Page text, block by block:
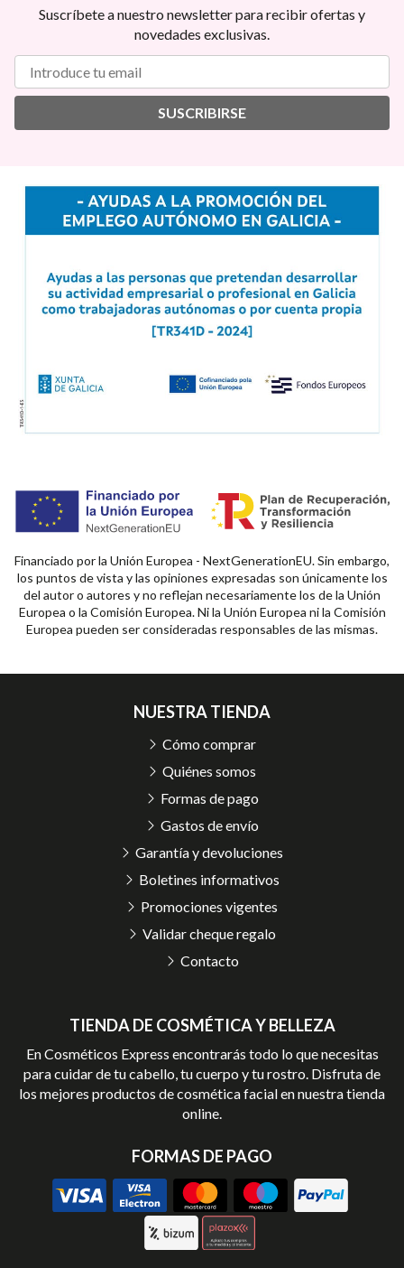
Suscríbete a nuestro newsletter para recibir ofertas y
novedades exclusivas.
SUSCRIBIRSE
Financiado por la Unión Europea - NextGenerationEU. Sin embargo,
los puntos de vista y las opiniones expresadas son únicamente los
del autor o autores y no reflejan necesariamente los de la Unión
Europea o la Comisión Europea. Ni la Unión Europea ni la Comisión
Europea pueden ser consideradas responsables de las mismas.
TIENDA DE COSMÉTICA Y BELLEZA
En Cosméticos Express encontrarás todo lo que necesitas
para cuidar de tu cabello, tu cuerpo y tu rostro. Disfruta de
los mejores productos de cosmética facial en nuestra tienda
online.
FORMAS DE PAGO
NUESTRA TIENDA
Cómo comprar
Quiénes somos
Formas de pago
Gastos de envío
Garantía y devoluciones
Boletines informativos
Promociones vigentes
Validar cheque regalo
Contacto